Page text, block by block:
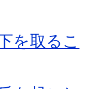
を取るこ